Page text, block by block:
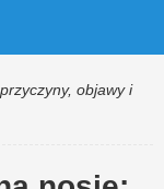
objawy i